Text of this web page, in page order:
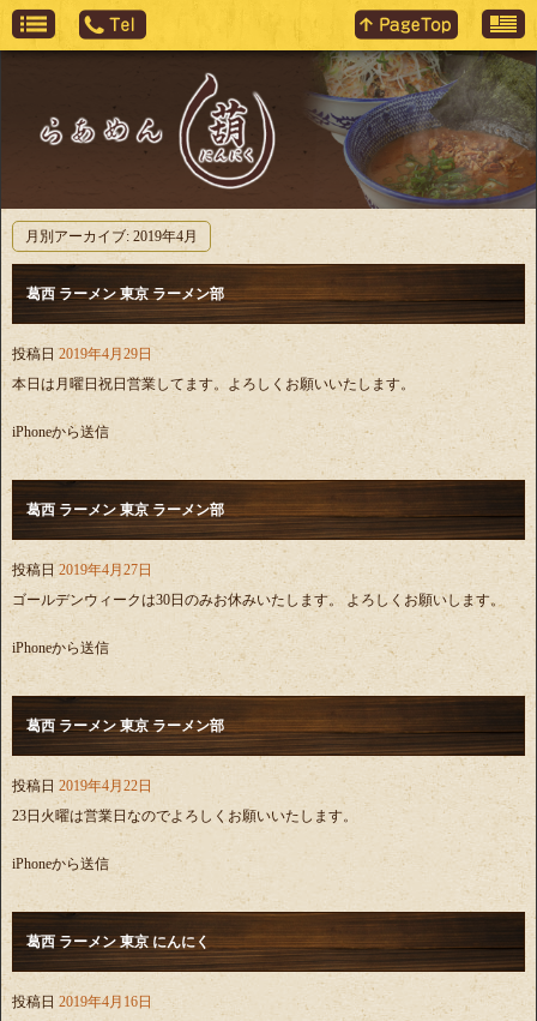
月別アーカイブ: 2019年4月
葛西 ラーメン 東京 ラーメン部
投稿日 2019年4月29日
本日は月曜日祝日営業してます。よろしくお願いいたします。
iPhoneから送信
葛西 ラーメン 東京 ラーメン部
投稿日 2019年4月27日
ゴールデンウィークは30日のみお休みいたします。 よろしくお願いします。
iPhoneから送信
葛西 ラーメン 東京 ラーメン部
投稿日 2019年4月22日
23日火曜は営業日なのでよろしくお願いいたします。
iPhoneから送信
葛西 ラーメン 東京 にんにく
投稿日 2019年4月16日